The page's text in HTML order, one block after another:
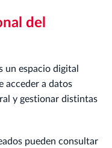
del
un espacio digital
acceder a datos
y gestionar distintas
pueden consultar